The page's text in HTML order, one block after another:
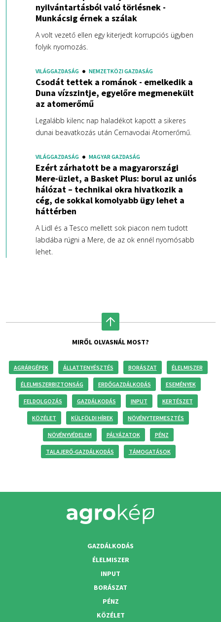
nyilvántartásból való törlésnek -
Munkácsig érnek a szálak
A volt vezető ellen egy kiterjedt korrupciós ügyben
folyik nyomozás.
VILÁGGAZDASÁG NEMZETKÖZI GAZDASÁG
Csodát tettek a románok - emelkedik a
Duna vízszintje, egyelőre megmenekült
az atomerőmű
Legalább kilenc nap haladékot kapott a sikeres
dunai beavatkozás után Cernavodai Atomerőmű.
VILÁGGAZDASÁG MAGYAR GAZDASÁG
Ezért zárhatott be a magyarországi
Mere-üzlet, a Basket Plus: borul az uniós
hálózat – technikai okra hivatkozik a
cég, de sokkal komolyabb ügy lehet a
háttérben
A Lidl és a Tesco mellett sok piacon nem tudott
labdába rúgni a Mere, de az ok ennél nyomósabb
lehet.
MIRŐL OLVASNÁL MOST?
AGRÁRGÉPEK ÁLLATTENYÉSZTÉS BORÁSZAT ÉLELMISZER
ÉLELMISZERBIZTONSÁG ERDŐGAZDÁLKODÁS ESEMÉNYEK
FELDOLGOZÁS GAZDÁLKODÁS INPUT KERTÉSZET
KÖZÉLET KÜLFÖLDI HÍREK NÖVÉNYTERMESZTÉS
NÖVÉNYVÉDELEM PÁLYÁZATOK PÉNZ
TALAJERŐ-GAZDÁLKODÁS TÁMOGATÁSOK
GAZDÁLKODÁS
ÉLELMISZER
INPUT
BORÁSZAT
PÉNZ
KÖZÉLET